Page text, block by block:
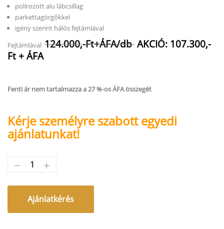
polírozott alu lábcsillag
parkettagörgőkkel
igény szerint hálós fejtámlával
Fejtámlával 124.000,-Ft+ÁFA/db AKCIÓ: 107.300,-
Ft + ÁFA
Fenti ár nem tartalmazza a 27 %-os ÁFA összegét
Kérje személyre szabott egyedi
ajánlatunkat!
Ajánlatkérés